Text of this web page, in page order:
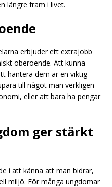
längre fram i livet.
erbjuder ett extrajobb
oberoende. Att kunna
hantera dem är en viktig
till något man verkligen
eller att bara ha pengar
ger stärkt
i att känna att man bidrar,
miljö. För många ungdomar